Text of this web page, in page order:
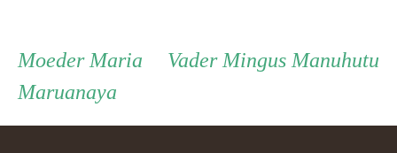
Persoon
ouder
VaderVader
Mingus Manuhutu
MoederMoeder
Maria
Maruanaya